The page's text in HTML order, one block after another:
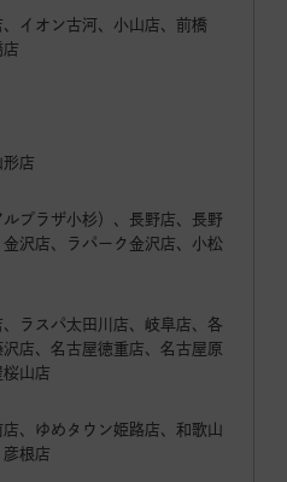
イオン古河、小山店、前橋
店
プラザ小杉）、長野店、長野
沢店、ラパーク金沢店、小松
ラスパ太田川店、岐阜店、各
店、名古屋徳重店、名古屋原
山店
、ゆめタウン姫路店、和歌山
根店